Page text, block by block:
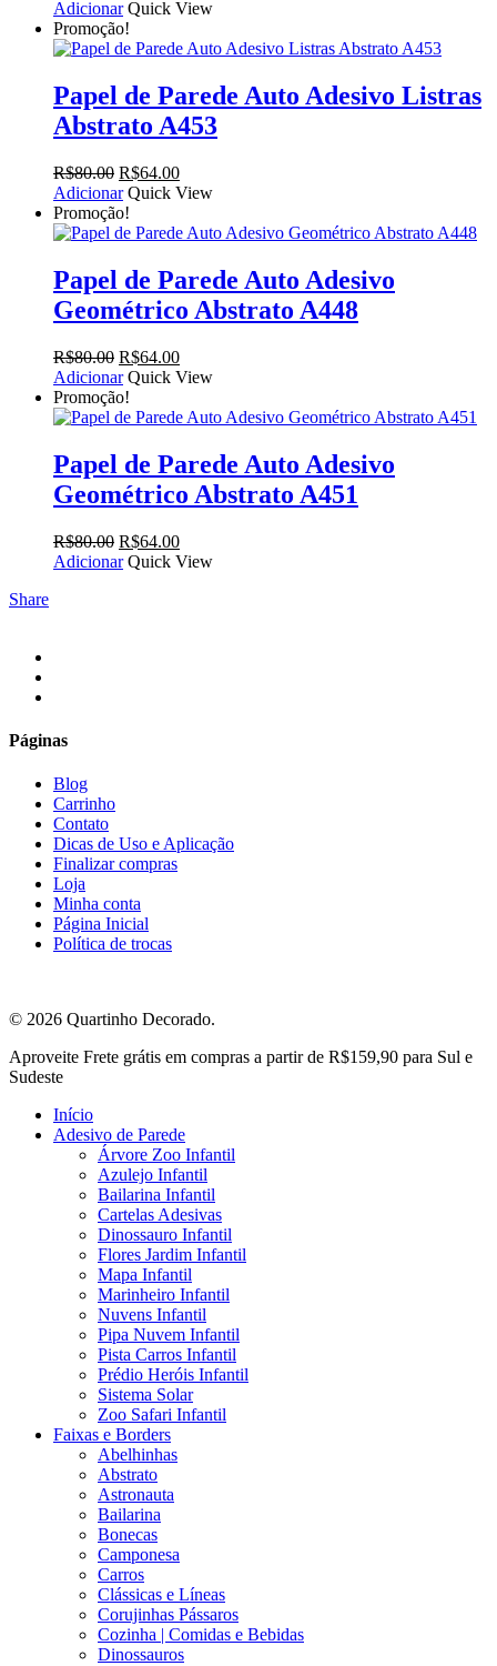
preço
original
era:
preço
é:
Adicionar Quick View
Promoção!
Papel de Parede Auto Adesivo Listras
Abstrato A453
R$80.00 O
preço
original
era:
R$64.00O
preço
é:
Adicionar Quick View
Promoção!
Papel de Parede Auto Adesivo
Geométrico Abstrato A448
R$80.00 O
preço
original
era:
R$64.00O
preço
é:
Adicionar Quick View
Promoção!
Papel de Parede Auto Adesivo
Geométrico Abstrato A451
R$80.00 O
preço
R$64.00O
preço
Adicionar Quick View
Share
Páginas
Blog
Carrinho
Contato
Dicas de Uso e Aplicação
Finalizar compras
Loja
Minha conta
Página Inicial
Política de trocas
© 2026 Quartinho Decorado.
Close
Menu
Aproveite Frete grátis em compras a partir de R$159,90 para Sul e
Sudeste
Início
Adesivo de Parede
Árvore Zoo Infantil
Azulejo Infantil
Bailarina Infantil
Cartelas Adesivas
Dinossauro Infantil
Flores Jardim Infantil
Mapa Infantil
Marinheiro Infantil
Nuvens Infantil
Pipa Nuvem Infantil
Pista Carros Infantil
Prédio Heróis Infantil
Sistema Solar
Zoo Safari Infantil
Faixas e Borders
Abelhinhas
Abstrato
Astronauta
Bailarina
Bonecas
Camponesa
Carros
Clássicas e Líneas
Corujinhas Pássaros
Cozinha | Comidas e Bebidas
Dinossauros